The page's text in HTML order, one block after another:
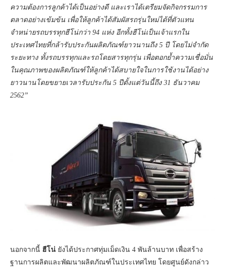
ความต้องการลูกค้าได้เป็นอย่างดี และเราได้เตรียมจัดกิจกรรมการ
ตลาดอย่างเข้มข้น เพื่อให้ลูกค้าได้สัมผัสรถรุ่นใหม่ได้ที่ตัวแทน
จำหน่ายรถบรรทุกฮีโน่กว่า 94 แห่ง อีกทั้งฮีโน่เป็นเจ้าแรกใน
ประเทศไทยที่กล้ารับประกันผลิตภัณฑ์ยาวนานถึง 5 ปี โดยไม่จำกัด
ระยะทาง ทั้งรถบรรทุกและรถโดยสารทุกรุ่น เพื่อตอกย้ำความเชื่อมั่น
ในคุณภาพของผลิตภัณฑ์ให้ลูกค้าได้สบายใจในการใช้งานได้อย่าง
ยาวนานโดยขยายเวลารับประกัน 5 ปีตั้งแต่วันนี้ถึง 31 ธันวาคม
2562”
นอกจากนี้ ฮีโน่ ยังได้ประกาศทุ่มเม็ดเงิน 4 พันล้านบาท เพื่อสร้าง
ฐานการผลิตและพัฒนาผลิตภัณฑ์ในประเทศไทย โดยศูนย์ดังกล่าว